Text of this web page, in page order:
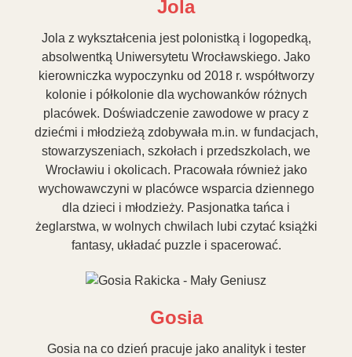
Jola
Jola z wykształcenia jest polonistką i logopedką,
absolwentką Uniwersytetu Wrocławskiego. Jako
kierowniczka wypoczynku od 2018 r. współtworzy
kolonie i półkolonie dla wychowanków różnych
placówek. Doświadczenie zawodowe w pracy z
dziećmi i młodzieżą zdobywała m.in. w fundacjach,
stowarzyszeniach, szkołach i przedszkolach, we
Wrocławiu i okolicach. Pracowała również jako
wychowawczyni w placówce wsparcia dziennego
dla dzieci i młodzieży. Pasjonatka tańca i
żeglarstwa, w wolnych chwilach lubi czytać książki
fantasy, układać puzzle i spacerować.
Gosia
Gosia na co dzień pracuje jako analityk i tester